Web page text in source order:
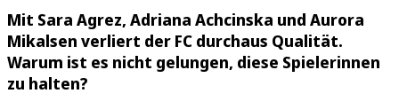
Mit Sara Agrez, Adriana Achcinska und Aurora
Mikalsen verliert der FC durchaus Qualität.
Warum ist es nicht gelungen, diese Spielerinnen
zu halten?